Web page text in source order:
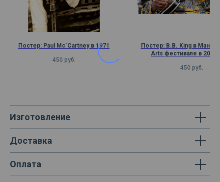
Постер: Paul Mc`Cartney в 1971
450 руб.
Постер: B.B. King в
Arts фестивале в 2008
450 руб.
Изготовление
Доставка
Оплата